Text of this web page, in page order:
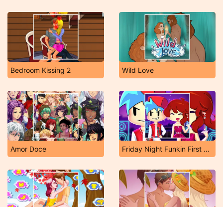
Bedroom Kissing 2 Wild Love
Amor Doce Friday Night Funkin First Date